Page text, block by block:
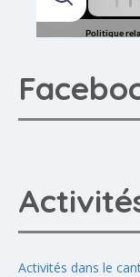
Activités dans le